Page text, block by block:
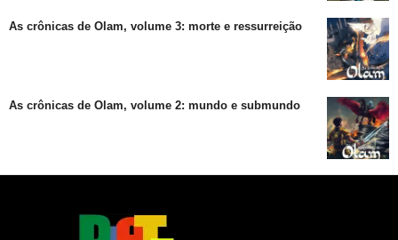
As crônicas de Olam, volume 3: morte e ressurreição
As crônicas de Olam, volume 2: mundo e submundo